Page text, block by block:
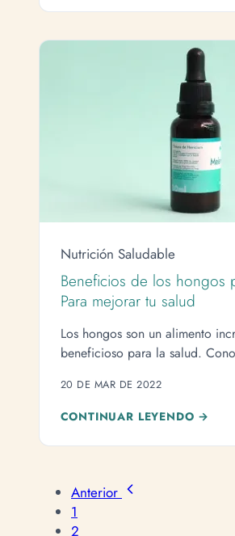
Nutrición Saludable
Beneficios de los hongos
Para mejorar tu salud
Los hongos son un alimento
beneficioso para la salud.
tu dieta.
20 DE MAR DE 2022
CONTINUAR LEYENDO →
Anterior
1
2